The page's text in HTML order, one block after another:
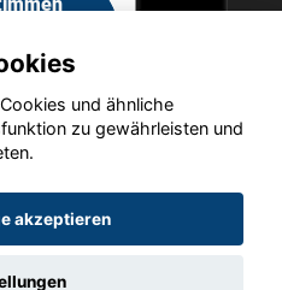
& BÖSKEN Automobile
und ähnliche
zu gewährleisten und
akzeptieren